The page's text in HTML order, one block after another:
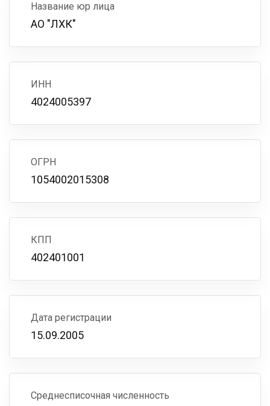
Название юр лица
АО "ЛХК"
ИНН
4024005397
ОГРН
1054002015308
КПП
402401001
Дата регистрации
15.09.2005
Среднесписочная численность